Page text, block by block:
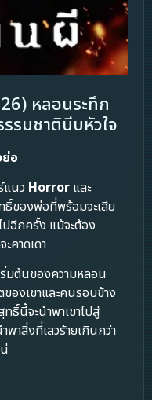
หลอนระทึก
รมชาติบีบหัวใจ
อ
นว Horror และ
ธิ์ของพ่อที่พร้อมจะเสีย
อีกครั้ง แม้จะต้อง
คาดเดา
มต้นของความหลอน
องเขาและคนรอบข้าง
ธิ์นี้จะนำพาเขาไปสู่
าสิ่งที่เลวร้ายเกินกว่า